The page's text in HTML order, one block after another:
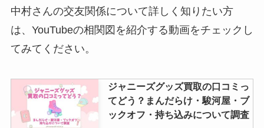
キスマイ藤北のエピソード紹介！
仲良しな2人に不仲説が浮上？原
キンプリの買取はいくら？まんだ
らけ・ブックオフ・駿河屋などお
すすめの買取店は？
中村さんの交友関係について詳しく知りたい方
は、YouTubeの相関図を紹介する動画をチェックし
てみてください。
ジャニーズグッズ買取の口コミっ
てどう？まんだらけ・駿河屋・ブ
ックオフ・持ち込みについて調査